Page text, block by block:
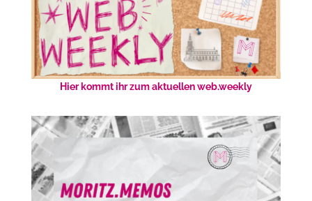
Hier kommt ihr zum aktuellen web.weekly